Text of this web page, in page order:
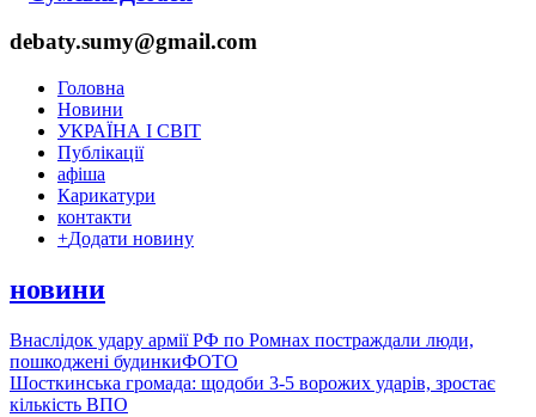
debaty.sumy@gmail.com
Головна
Новини
УКРАЇНА І СВІТ
Публікації
афіша
Карикатури
контакти
+Додати новину
новини
Внаслідок удару армії РФ по Ромнах постраждали люди,
пошкоджені будинкиФОТО
Шосткинська громада: щодоби 3-5 ворожих ударів, зростає
кількість ВПО